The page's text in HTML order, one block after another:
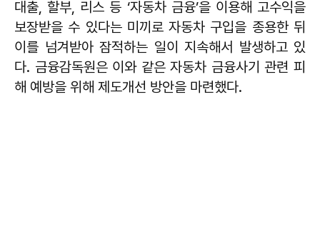
대출, 할부, 리스 등 ‘자동차 금융’을 이용해 고수익을
보장받을 수 있다는 미끼로 자동차 구입을 종용한 뒤
이를 넘겨받아 잠적하는 일이 지속해서 발생하고 있
다. 금융감독원은 이와 같은 자동차 금융사기 관련 피
해 예방을 위해 제도개선 방안을 마련했다.